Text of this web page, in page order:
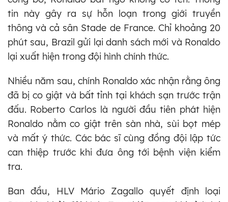
tin này gây ra sự hỗn loạn trong giới truyền
thông và cả sân Stade de France. Chỉ khoảng 20
phút sau, Brazil gửi lại danh sách mới và Ronaldo
lại xuất hiện trong đội hình chính thức.
Nhiều năm sau, chính Ronaldo xác nhận rằng ông
đã bị co giật và bất tỉnh tại khách sạn trước trận
đấu. Roberto Carlos là người đầu tiên phát hiện
Ronaldo nằm co giật trên sàn nhà, sùi bọt mép
và mất ý thức. Các bác sĩ cùng đồng đội lập tức
can thiệp trước khi đưa ông tới bệnh viện kiểm
tra.
Ban đầu, HLV Mário Zagallo quyết định loại